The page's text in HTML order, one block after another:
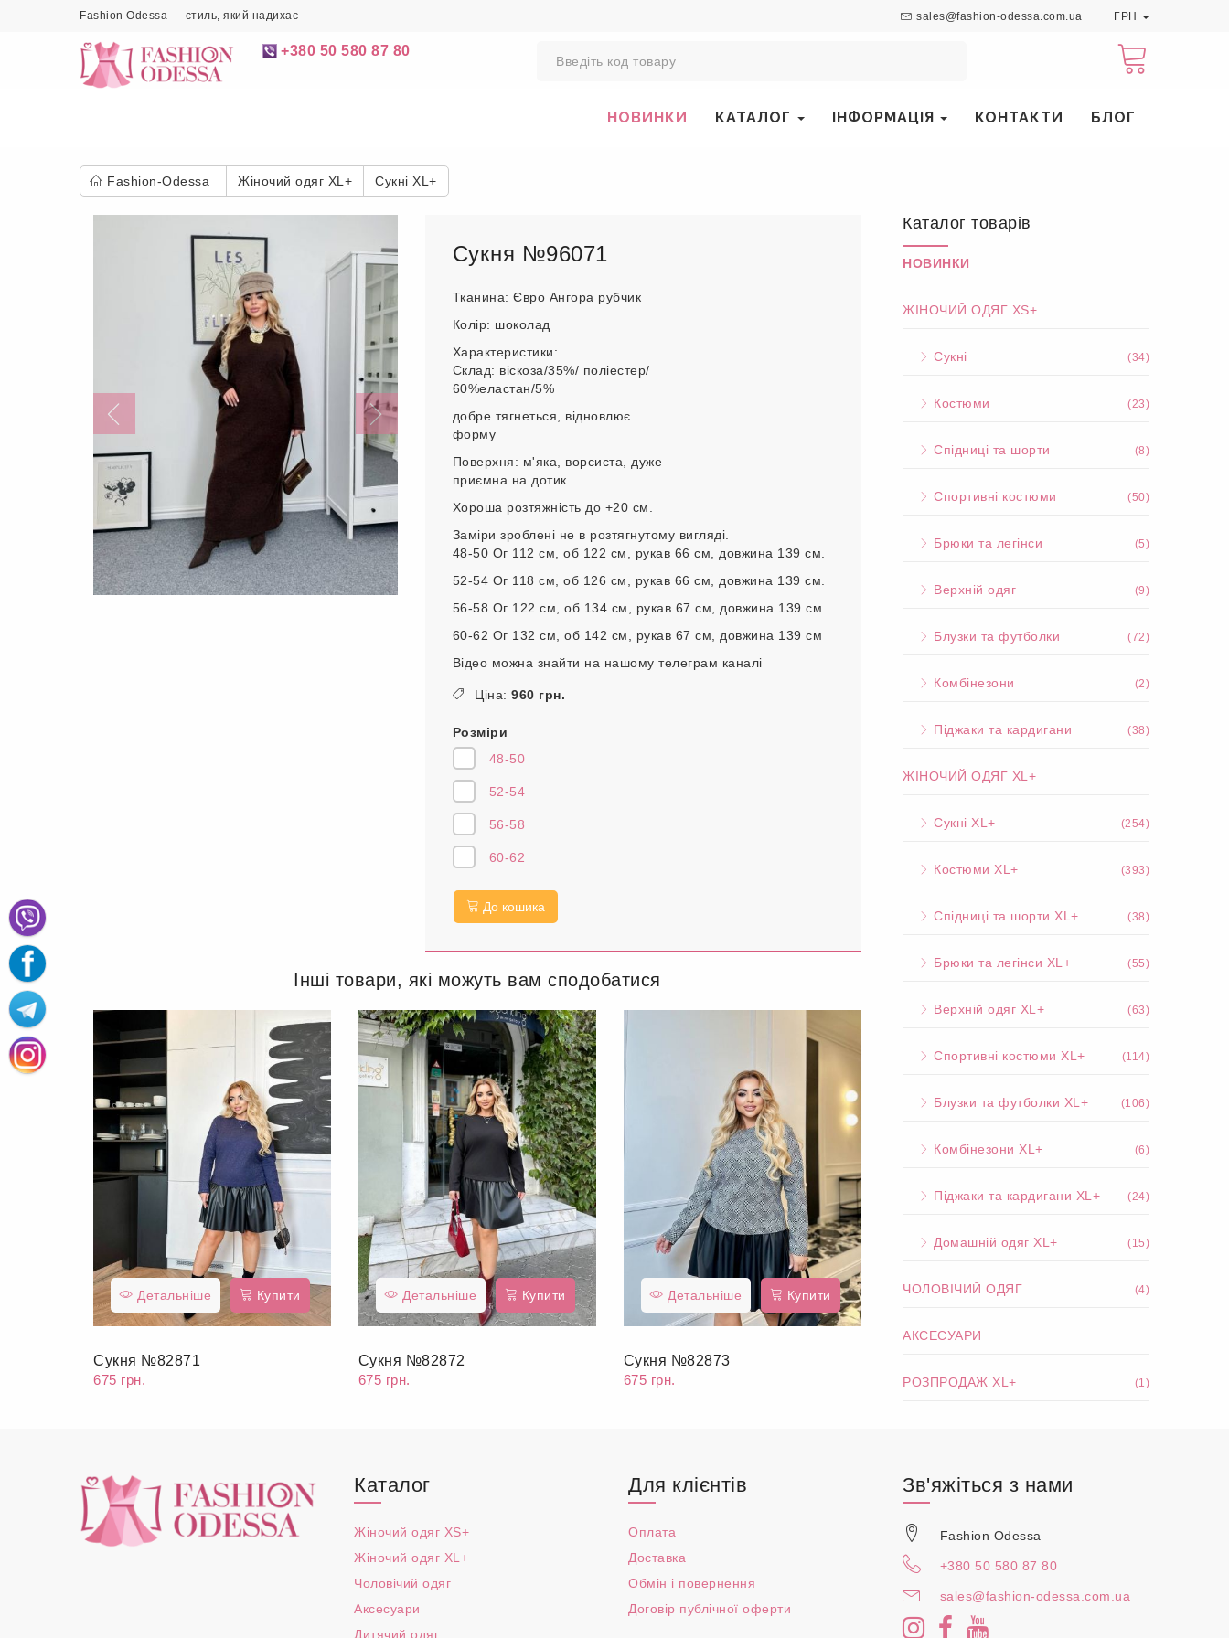
Fashion Odessa — стиль, який надихає sales@fashion-odessa.com.ua ГРН
+380 50 580 87 80
НОВИНКИ КАТАЛОГ ІНФОРМАЦІЯ КОНТАКТИ БЛОГ
Fashion-Odessa Жіночий одяг XL+ Сукні XL+
Сукня №96071
Тканина: Євро Ангора рубчик
Колір: шоколад
Характеристики:
Склад: віскоза/35%/ поліестер/
60%еластан/5%
добре тягнеться, відновлює
форму
Поверхня: м'яка, ворсиста, дуже
приємна на дотик
Хороша розтяжність до +20 см.
Заміри зроблені не в розтягнутому вигляді.
48-50 Ог 112 см, об 122 см, рукав 66 см, довжина 139 см.
52-54 Ог 118 см, об 126 см, рукав 66 см, довжина 139 см.
56-58 Ог 122 см, об 134 см, рукав 67 см, довжина 139 см.
60-62 Ог 132 см, об 142 см, рукав 67 см, довжина 139 см
Відео можна знайти на нашому телеграм каналі
Ціна: 960 грн.
Розміри
48-50
52-54
56-58
60-62
До кошика
Інші товари, які можуть вам сподобатися
Детальніше Купити
Сукня №82871
675 грн.
Детальніше Купити
Сукня №82872
675 грн.
Детальніше Купити
Сукня №82873
675 грн.
Каталог товарів
НОВИНКИ
ЖІНОЧИЙ ОДЯГ XS+
Сукні (34)
Костюми (23)
Спідниці та шорти (8)
Спортивні костюми (50)
Брюки та легінси (5)
Верхній одяг (9)
Блузки та футболки (72)
Комбінезони (2)
Піджаки та кардигани (38)
ЖІНОЧИЙ ОДЯГ XL+
Сукні XL+ (254)
Костюми XL+ (393)
Спідниці та шорти XL+ (38)
Брюки та легінси XL+ (55)
Верхній одяг XL+ (63)
Спортивні костюми XL+ (114)
Блузки та футболки XL+ (106)
Комбінезони XL+ (6)
Піджаки та кардигани XL+ (24)
Домашній одяг XL+ (15)
ЧОЛОВІЧИЙ ОДЯГ (4)
АКСЕСУАРИ
РОЗПРОДАЖ XL+ (1)
Каталог
Жіночий одяг XS+
Жіночий одяг XL+
Чоловічий одяг
Аксесуари
Дитячий одяг
Для клієнтів
Оплата
Доставка
Обмін і повернення
Договір публічної оферти
Зв'яжіться з нами
Fashion Odessa
+380 50 580 87 80
sales@fashion-odessa.com.ua